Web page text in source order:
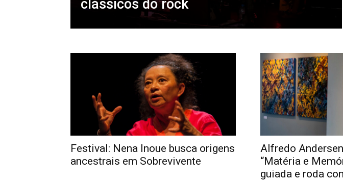
clássicos do rock
Festival: Nena Inoue busca origens
ancestrais em Sobrevivente
Alfredo
“Matéria e
guiada e roda